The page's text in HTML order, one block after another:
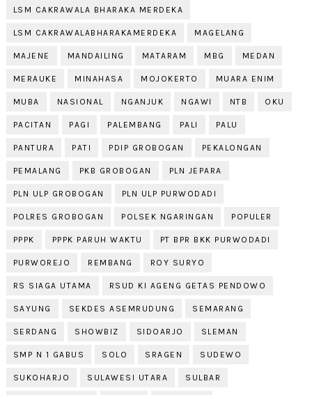
LSM CAKRAWALA BHARAKA MERDEKA
LSM CAKRAWALABHARAKAMERDEKA MAGELANG
MAJENE MANDAILING MATARAM MBG MEDAN
MERAUKE MINAHASA MOJOKERTO MUARA ENIM
MUBA NASIONAL NGANJUK NGAWI NTB OKU
PACITAN PAGI PALEMBANG PALI PALU
PANTURA PATI PDIP GROBOGAN PEKALONGAN
PEMALANG PKB GROBOGAN PLN JEPARA
PLN ULP GROBOGAN PLN ULP PURWODADI
POLRES GROBOGAN POLSEK NGARINGAN POPULER
PPPK PPPK PARUH WAKTU PT BPR BKK PURWODADI
PURWOREJO REMBANG ROY SURYO
RS SIAGA UTAMA RSUD KI AGENG GETAS PENDOWO
SAYUNG SEKDES ASEMRUDUNG SEMARANG
SERDANG SHOWBIZ SIDOARJO SLEMAN
SMP N 1 GABUS SOLO SRAGEN SUDEWO
SUKOHARJO SULAWESI UTARA SULBAR